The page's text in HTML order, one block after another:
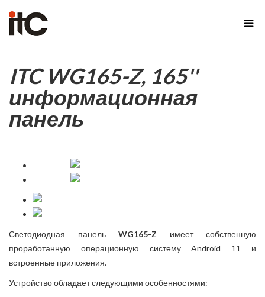
ITC WG165-Z, 165''
информационная
панель
Светодиодная панель WG165-Z имеет собственную
проработанную операционную систему Android 11 и
встроенные приложения.
Устройство обладает следующими особенностями: